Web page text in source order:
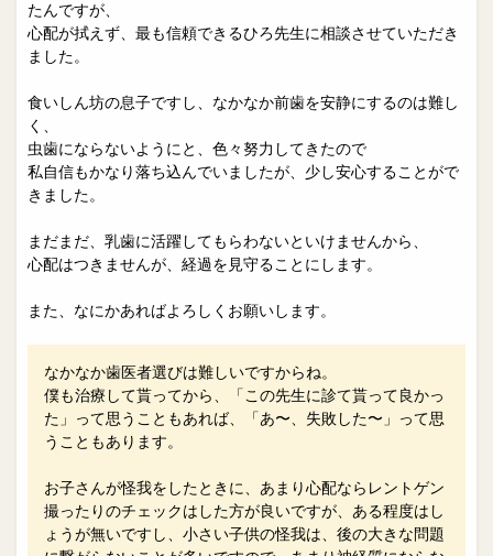
たんですが、
心配が拭えず、最も信頼できるひろ先生に相談させていただき
ました。
食いしん坊の息子ですし、なかなか前歯を安静にするのは難し
く、
虫歯にならないようにと、色々努力してきたので
私自信もかなり落ち込んでいましたが、少し安心することがで
きました。
まだまだ、乳歯に活躍してもらわないといけませんから、
心配はつきませんが、経過を見守ることにします。
また、なにかあればよろしくお願いします。
なかなか歯医者選びは難しいですからね。
僕も治療して貰ってから、「この先生に診て貰って良かっ
た」って思うこともあれば、「あ〜、失敗した〜」って思
うこともあります。
お子さんが怪我をしたときに、あまり心配ならレントゲン
撮ったりのチェックはした方が良いですが、ある程度はし
ょうが無いですし、小さい子供の怪我は、後の大きな問題